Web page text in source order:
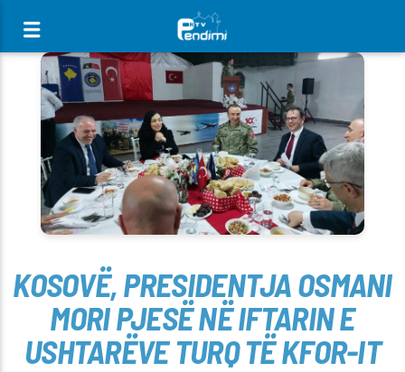
[There are no radio stations in the database]
KOSOVË, PRESIDENTJA OSMANI
MORI PJESË NË IFTARIN E
USHTARËVE TURQ TË KFOR-IT